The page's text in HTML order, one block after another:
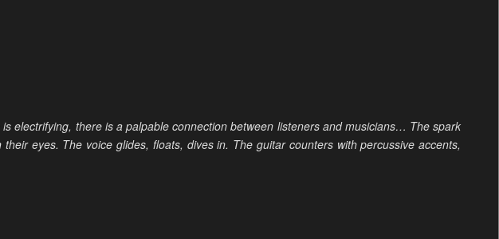
electrifying, there is a palpable connection between listeners and musicians… The spark
eyes. The voice glides, floats, dives in. The guitar counters with percussive accents,